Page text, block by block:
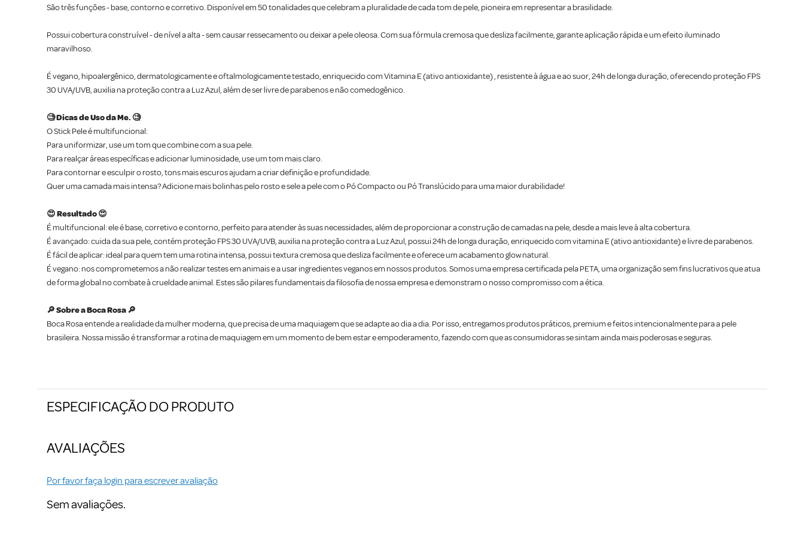
São três funções - base, contorno e corretivo. Disponível em 50 tonalidades que celebram a pluralidade de cada tom de pele, pioneira em representar a brasilidade.
Possui cobertura construível - de nível a alta - sem causar ressecamento ou deixar a pele oleosa. Com sua fórmula cremosa que desliza facilmente, garante aplicação rápida e um efeito iluminado
maravilhoso.
É vegano, hipoalergênico, dermatologicamente e oftalmologicamente testado, enriquecido com Vitamina E (ativo antioxidante) , resistente à água e ao suor, 24h de longa duração, oferecendo proteção FPS
30 UVA/UVB, auxilia na proteção contra a Luz Azul, além de ser livre de parabenos e não comedogênico.
🧐 Dicas de Uso da Me. 🧐
O Stick Pele é multifuncional:
Para uniformizar, use um tom que combine com a sua pele.
Para realçar áreas específicas e adicionar luminosidade, use um tom mais claro.
Para contornar e esculpir o rosto, tons mais escuros ajudam a criar definição e profundidade.
Quer uma camada mais intensa? Adicione mais bolinhas pelo rosto e sele a pele com o Pó Compacto ou Pó Translúcido para uma maior durabilidade!
😍 Resultado 😍
É multifuncional: ele é base, corretivo e contorno, perfeito para atender às suas necessidades, além de proporcionar a construção de camadas na pele, desde a mais leve à alta cobertura.
É avançado: cuida da sua pele, contém proteção FPS 30 UVA/UVB, auxilia na proteção contra a Luz Azul, possui 24h de longa duração, enriquecido com vitamina E (ativo antioxidante) e livre de parabenos.
É fácil de aplicar: ideal para quem tem uma rotina intensa, possui textura cremosa que desliza facilmente e oferece um acabamento glow natural.
É vegano: nos comprometemos a não realizar testes em animais e a usar ingredientes veganos em nossos produtos. Somos uma empresa certificada pela PETA, uma organização sem fins lucrativos que atua
de forma global no combate à crueldade animal. Estes são pilares fundamentais da filosofia de nossa empresa e demonstram o nosso compromisso com a ética.
🔎 Sobre a Boca Rosa 🔎
Boca Rosa entende a realidade da mulher moderna, que precisa de uma maquiagem que se adapte ao dia a dia. Por isso, entregamos produtos práticos, premium e feitos intencionalmente para a pele
brasileira. Nossa missão é transformar a rotina de maquiagem em um momento de bem estar e empoderamento, fazendo com que as consumidoras se sintam ainda mais poderosas e seguras.
ESPECIFICAÇÃO DO PRODUTO
AVALIAÇÕES
Por favor faça login para escrever avaliação
Sem avaliações.